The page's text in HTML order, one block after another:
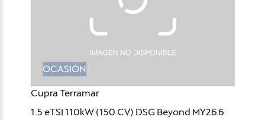
OCASIÓN
Cupra Terramar
1.5 eTSI 110kW (150 CV) DSG Beyond MY26.6